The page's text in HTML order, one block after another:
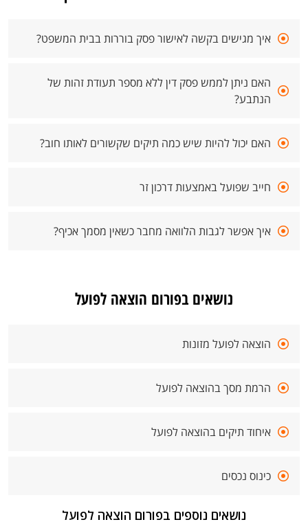
איך מגישים בקשה לאישור פסק בוררות בבית המשפט?
האם ניתן לממש פסק דין ללא מספר תעודת זהות של
הנתבע?
האם יכול להיות שיש כמה תיקים שקשורים לאותו חוב?
חייב שפועל באמצעות דרכון זר
איך אפשר לגבות הלוואה מחבר כשאין מסמך אכיף?
נושאים בפורום הוצאה לפועל
הוצאה לפועל מזונות
הרמת מסך בהוצאה לפועל
איחוד תיקים בהוצאה לפועל
כינוס נכסים
נושאים נוספים בפורום הוצאה לפועל